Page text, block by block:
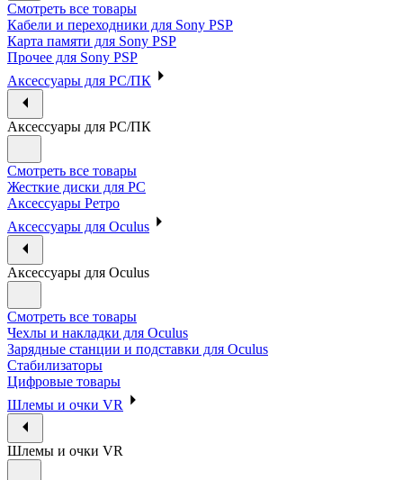
Смотреть все товары
Кабели и переходники для Sony PSP
Карта памяти для Sony PSP
Прочее для Sony PSP
Аксессуары для PC/ПК
Аксессуары для PC/ПК
Смотреть все товары
Жесткие диски для PC
Аксессуары Ретро
Аксессуары для Oculus
Аксессуары для Oculus
Смотреть все товары
Чехлы и накладки для Oculus
Зарядные станции и подставки для Oculus
Стабилизаторы
Цифровые товары
Шлемы и очки VR
Шлемы и очки VR